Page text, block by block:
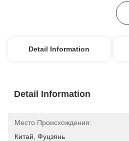
Detail Information
Detail Information
Место Происхождения:
Китай, Фуцзянь